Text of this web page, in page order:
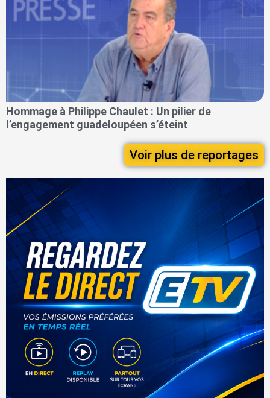
Hommage à Philippe Chaulet : Un pilier de
l’engagement guadeloupéen s’éteint
Voir plus de reportages